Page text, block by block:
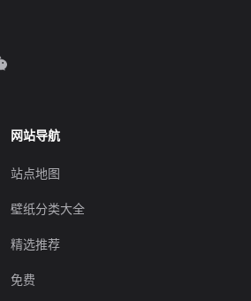
网站导航
站点地图
壁纸分类大全
精选推荐
免费